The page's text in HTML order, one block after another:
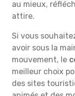
au mieux,
attire.
Si vous
avoir sous la
mouvement, le
meilleur choix
des sites